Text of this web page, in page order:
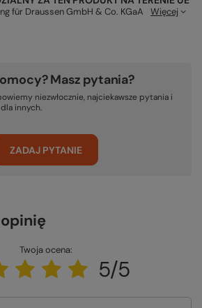
für Draussen GmbH & Co. KGaA Więcej
Masz pytania?
niezwłocznie, najciekawsze pytania i
innych.
ZADAJ PYTANIE
Twoja ocena:
5/5